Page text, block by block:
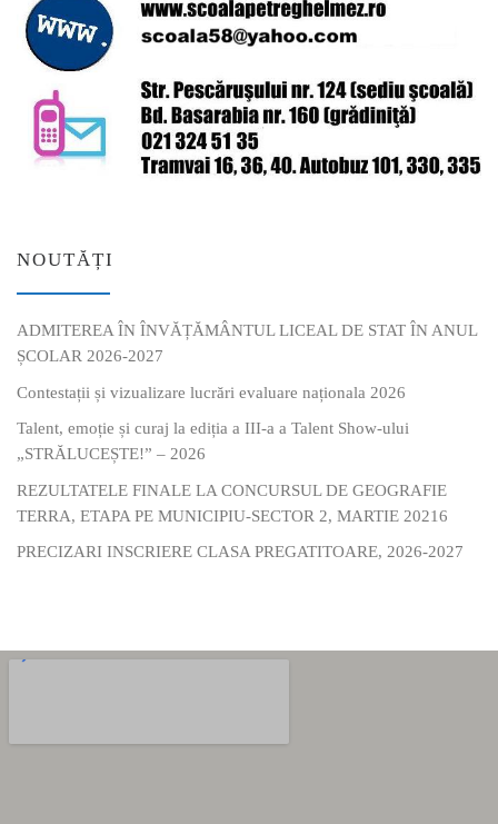
NOUTĂȚI
ADMITEREA ÎN ÎNVĂȚĂMÂNTUL LICEAL DE STAT ÎN ANUL
ȘCOLAR 2026-2027
Contestații și vizualizare lucrări evaluare naționala 2026
Talent, emoție și curaj la ediția a III-a a Talent Show-ului
„STRĂLUCEȘTE!” – 2026
REZULTATELE FINALE LA CONCURSUL DE GEOGRAFIE
TERRA, ETAPA PE MUNICIPIU-SECTOR 2, MARTIE 20216
PRECIZARI INSCRIERE CLASA PREGATITOARE, 2026-2027